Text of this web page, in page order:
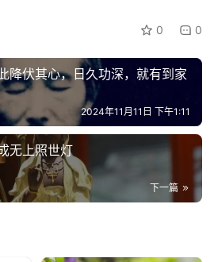
0 0
降伏其心，日久功深，就有到家
2024年11月11日 下午1:11
无上照世灯
下一篇